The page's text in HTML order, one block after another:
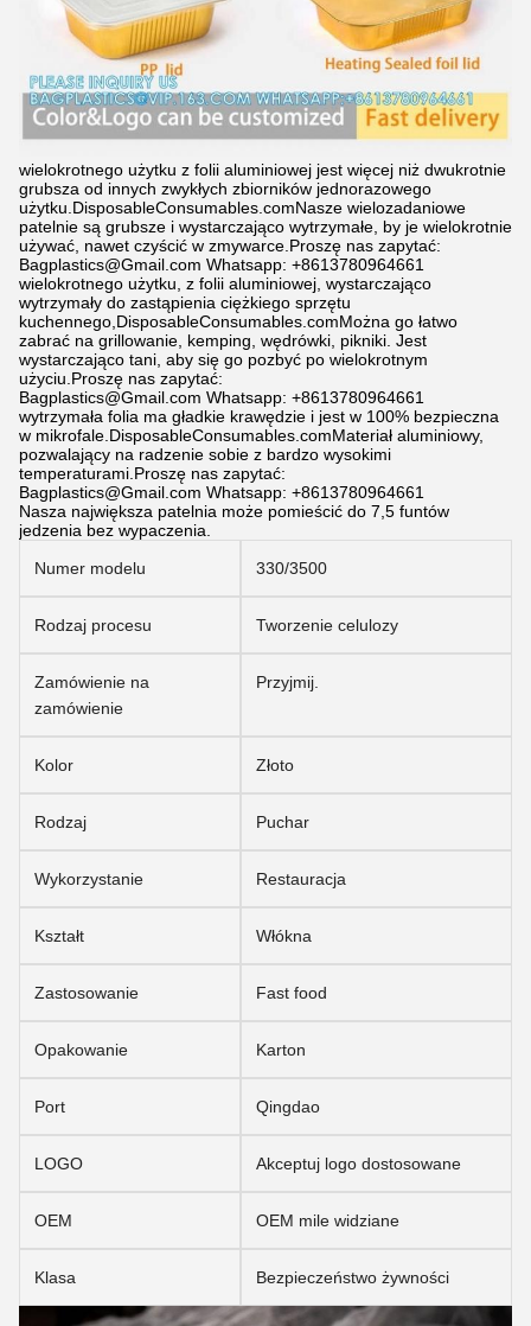
wielokrotnego użytku z folii aluminiowej jest więcej niż dwukrotnie
grubsza od innych zwykłych zbiorników jednorazowego
użytku. DisposableConsumables.comNasze wielozadaniowe
patelnie są grubsze i wystarczająco wytrzymałe, by je wielokrotnie
używać, nawet czyścić w zmywarce. Proszę nas zapytać:
Bagplastics@Gmail.com Whatsapp: +8613780964661
wielokrotnego użytku, z folii aluminiowej, wystarczająco
wytrzymały do zastąpienia ciężkiego sprzętu
kuchennego, DisposableConsumables.comMożna go łatwo
zabrać na grillowanie, kemping, wędrówki, pikniki. Jest
wystarczająco tani, aby się go pozbyć po wielokrotnym
użyciu. Proszę nas zapytać:
Bagplastics@Gmail.com Whatsapp: +8613780964661
wytrzymała folia ma gładkie krawędzie i jest w 100% bezpieczna
w mikrofale. DisposableConsumables.comMateriał aluminiowy,
pozwalający na radzenie sobie z bardzo wysokimi
temperaturami. Proszę nas zapytać:
Bagplastics@Gmail.com Whatsapp: +8613780964661
Nasza największa patelnia może pomieścić do 7,5 funtów
jedzenia bez wypaczenia.
Numer modelu
330/3500
Rodzaj procesu Tworzenie celulozy
Zamówienie na
zamówienie
Przyjmij.
Kolor Złoto
Rodzaj Puchar
Wykorzystanie Restauracja
Kształt Włókna
Zastosowanie Fast food
Opakowanie Karton
Port Qingdao
LOGO Akceptuj logo dostosowane
OEM OEM mile widziane
Klasa Bezpieczeństwo żywności